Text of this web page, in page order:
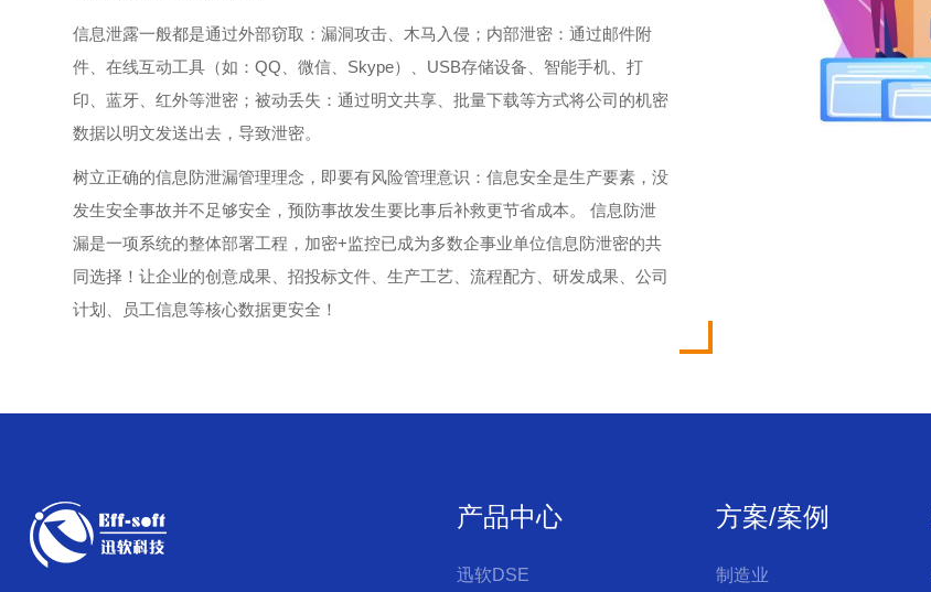
信息泄露一般都是通过外部窃取：漏洞攻击、木马入侵；内部泄密：通过邮件附
件、在线互动工具（如：QQ、微信、Skype）、USB存储设备、智能手机、打
印、蓝牙、红外等泄密；被动丢失：通过明文共享、批量下载等方式将公司的机密
数据以明文发送出去，导致泄密。
树立正确的信息防泄漏管理理念，即要有风险管理意识：信息安全是生产要素，没
发生安全事故并不足够安全，预防事故发生要比事后补救更节省成本。 信息防泄
漏是一项系统的整体部署工程，加密+监控已成为多数企事业单位信息防泄密的共
同选择！让企业的创意成果、招投标文件、生产工艺、流程配方、研发成果、公司
计划、员工信息等核心数据更安全！
产品中心
迅软DSE
方案/案例
制造业